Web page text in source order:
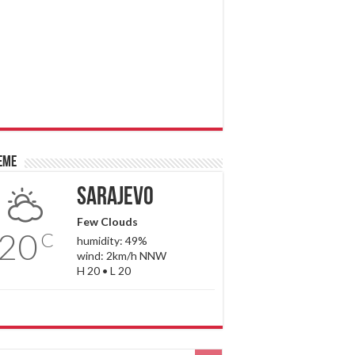
C
Sarajevo
Few Clouds
humidity: 49%
wind: 2km/h NNW
H 20 • L 20